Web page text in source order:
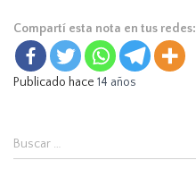
Compartí esta nota en tus redes:
Publicado hace 14 años
B
Buscar …